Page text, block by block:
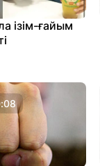
ізім-ғайым